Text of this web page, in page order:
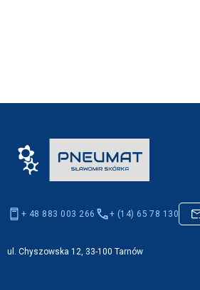
+ 48 883 003 266 + (14) 65 78 130
ul. Chyszowska 12, 33-100 Tarnów